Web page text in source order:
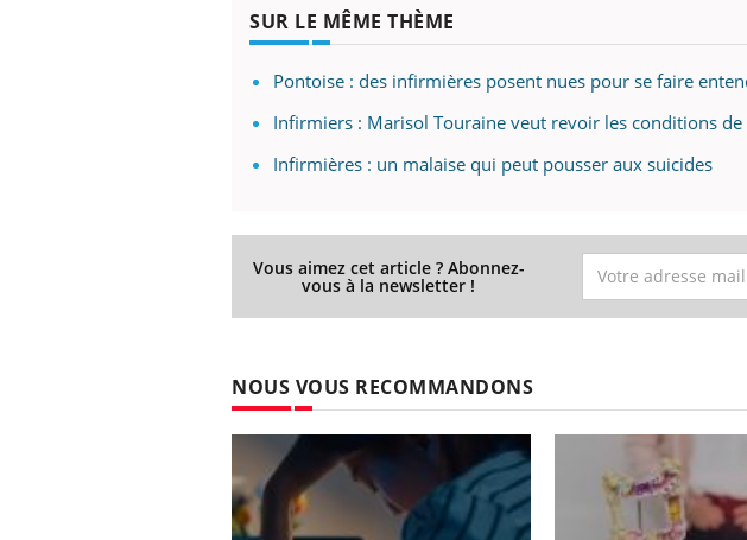
SUR LE MÊME THÈME
Pontoise : des infirmières posent nues pour se faire
Infirmiers : Marisol Touraine veut revoir les conditions de
Infirmières : un malaise qui peut pousser aux suicides
Vous aimez cet article ? Abonnez-
vous à la newsletter !
NOUS VOUS RECOMMANDONS